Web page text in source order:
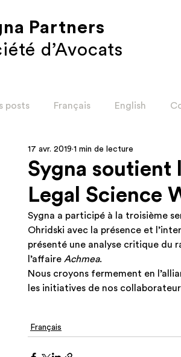
Partners
d’Avocats
posts Français English
Restructuration
ENG Restructuration ENG
Sygna soutient
Legal Science
17 avr. 2019 1 min de lecture
Sygna a participé à la troisième
Ohridski avec la présence et
présenté une analyse critique du
l’affaire Achmea.
Nous croyons fermement en
les initiatives de nos
Français